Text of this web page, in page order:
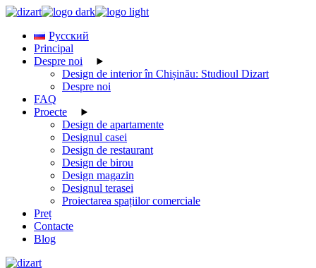
Skip
content
Русский
Principal
Despre noi
Design de interior în Chișinău: Studioul Dizart
Despre noi
FAQ
Proecte
Design de apartamente
Designul casei
Design de restaurant
Design de birou
Design magazin
Designul terasei
Proiectarea spațiilor comerciale
Preț
Contacte
Blog